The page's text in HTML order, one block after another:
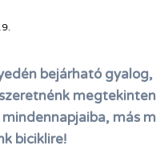
bejárható
más
biciklire!